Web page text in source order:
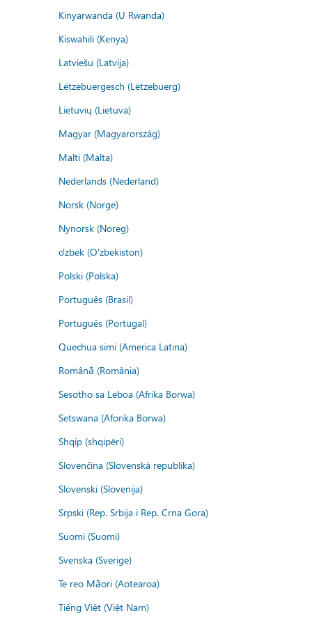
Kinyarwanda (U Rwanda)
Kiswahili (Kenya)
Latviešu (Latvija)
Lëtzebuergesch (Lëtzebuerg)
Lietuvių (Lietuva)
Magyar (Magyarország)
Malti (Malta)
Nederlands (Nederland)
Norsk (Norge)
Nynorsk (Noreg)
o'zbek (O'zbekiston)
Polski (Polska)
Português (Brasil)
Português (Portugal)
Quechua simi (America Latina)
Română (România)
Sesotho sa Leboa (Afrika Borwa)
Setswana (Aforika Borwa)
Shqip (shqipëri)
Slovenčina (Slovenská republika)
Slovenski (Slovenija)
Srpski (Rep. Srbija i Rep. Crna Gora)
Suomi (Suomi)
Svenska (Sverige)
Te reo Māori (Aotearoa)
Tiếng Việt (Việt Nam)